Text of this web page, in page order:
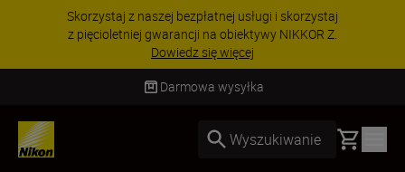
Skorzystaj z naszej bezpłatnej usługi i skorzystaj
z pięcioletniej gwarancji na obiektywy NIKKOR Z.
Dowiedz się więcej
Darmowa wysyłka
Wyszukiwanie Basket